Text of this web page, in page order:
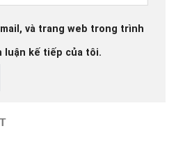
và trang web trong trình
luận kế tiếp của tôi.